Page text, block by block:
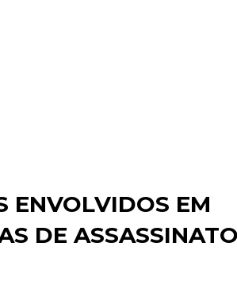
ENVOLVIDOS EM
DE ASSASSINATO